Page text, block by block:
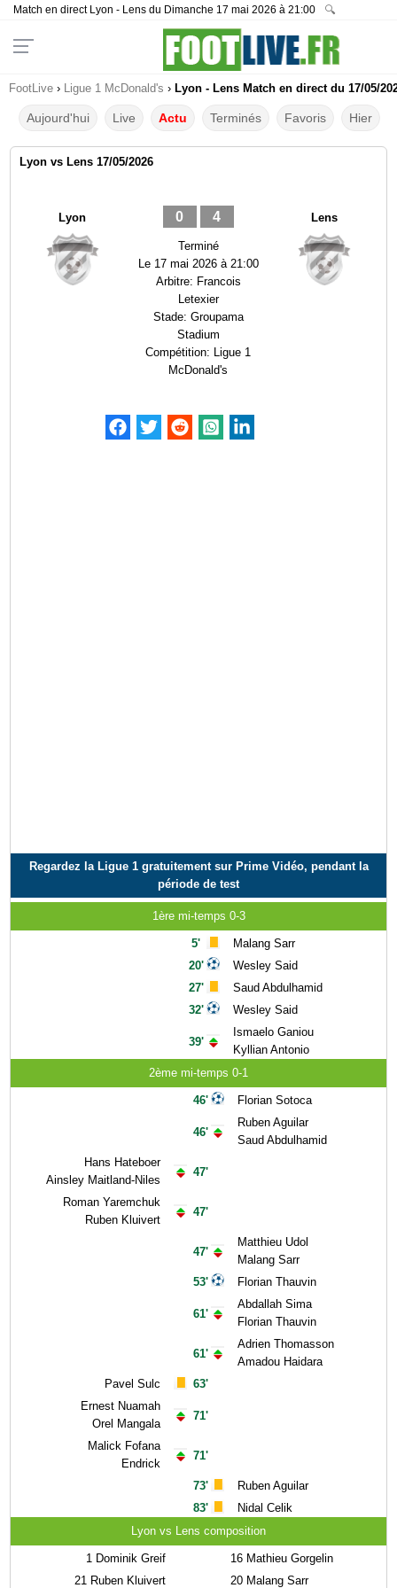
Match en direct Lyon - Lens du Dimanche 17 mai 2026 à 21:00 🔍
FootLive › Ligue 1 McDonald's › Lyon - Lens Match en direct du 17/05/
Aujourd'hui Live Actu Terminés Favoris Hier
Lyon vs Lens 17/05/2026
Lyon 0 4
Terminé
Le 17 mai 2026 à 21:00
Arbitre: Francois
Letexier
Stade: Groupama
Stadium
Compétition: Ligue 1
McDonald's
Lens
Regardez la Ligue 1 gratuitement sur Prime Vidéo, pendant la
période de test
1ère mi-temps 0-3
5'
20'
27'
32'
39'
Malang Sarr
Wesley Said
Saud Abdulhamid
Wesley Said
Ismaelo Ganiou
Kyllian Antonio
2ème mi-temps 0-1
Hans Hateboer
Ainsley Maitland-Niles
Roman Yaremchuk
Ruben Kluivert
Pavel Sulc
Ernest Nuamah
Orel Mangala
Malick Fofana
Endrick
46'
46'
47'
47'
47'
53'
61'
61'
63'
71'
71'
73'
83'
Florian Sotoca
Ruben Aguilar
Saud Abdulhamid
Matthieu Udol
Malang Sarr
Florian Thauvin
Abdallah Sima
Florian Thauvin
Adrien Thomasson
Amadou Haidara
Ruben Aguilar
Nidal Celik
Lyon vs Lens composition
1 Dominik Greif
21 Ruben Kluivert
16 Mathieu Gorgelin
20 Malang Sarr